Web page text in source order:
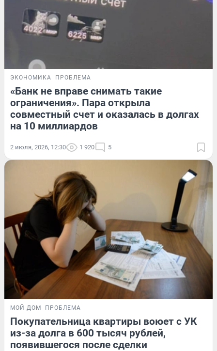
ЭКОНОМИКА ПРОБЛЕМА
«Банк не вправе снимать такие
ограничения». Пара открыла
совместный счет и оказалась в долгах
на 10 миллиардов
2 июля, 2026, 12:30 1 920 5
МОЙ ДОМ ПРОБЛЕМА
Покупательница квартиры воюет с УК
из-за долга в 600 тысяч рублей,
появившегося после сделки